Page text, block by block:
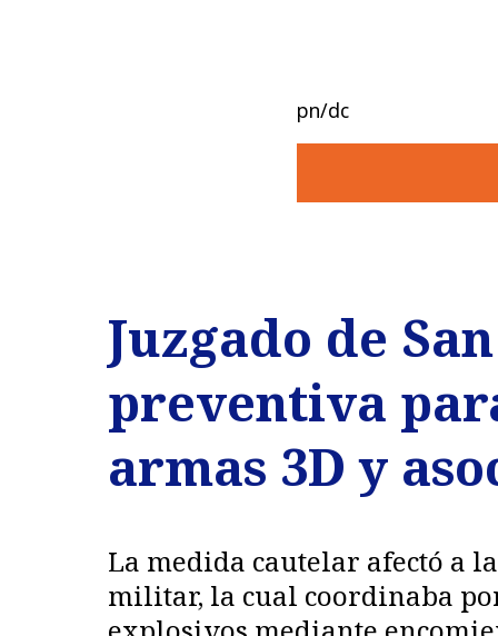
pn/dc
Juzgado de
preventiva
armas 3D y
La medida cautelar afectó a
militar, la cual coordinaba